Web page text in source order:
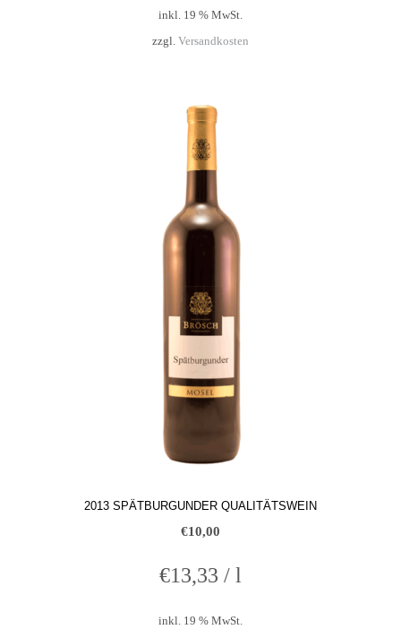
inkl. 19 % MwSt.
zzgl. Versandkosten
2013 SPÄTBURGUNDER QUALITÄTSWEIN
€10,00
€13,33 / l
inkl. 19 % MwSt.